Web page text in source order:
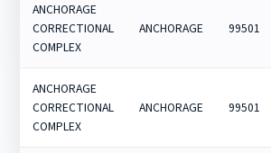
ANCHORAGE
CORRECTIONAL
COMPLEX
ANCHORAGE 99501
ANCHORAGE
CORRECTIONAL
COMPLEX
ANCHORAGE 99501